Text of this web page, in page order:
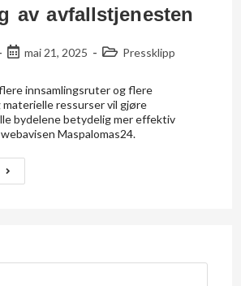
av avfallstjenesten
mai 21, 2025 Pressklipp
innsamlingsruter og flere
ressurser vil gjøre
bydelene betydelig mer effektiv
Maspalomas24.